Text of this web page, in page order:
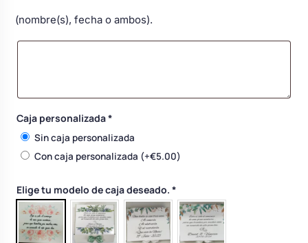
damas de honor
bebé boda
floral coche
Ver todo
(nombre(s), fecha o ambos).
Caja personalizada*
Sin caja personalizada
Con caja personalizada (+€5.00)
Elige tu modelo de caja deseado. *